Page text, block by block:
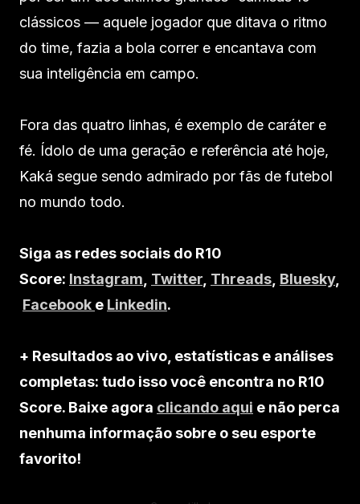
clássicos — aquele jogador que ditava o ritmo
do time, fazia a bola correr e encantava com
sua inteligência em campo.
Fora das quatro linhas, é exemplo de caráter e
fé. Ídolo de uma geração e referência até hoje,
Kaká segue sendo admirado por fãs de futebol
no mundo todo.
Siga as redes sociais do R10
Score: Instagram Twitter Threads Bluesky,
Facebook e Linkedin.
+ Resultados ao vivo, estatísticas e análises
completas: tudo isso você encontra no R10
Score. Baixe agora clicando aqui e não perca
nenhuma informação sobre o seu esporte
favorito!